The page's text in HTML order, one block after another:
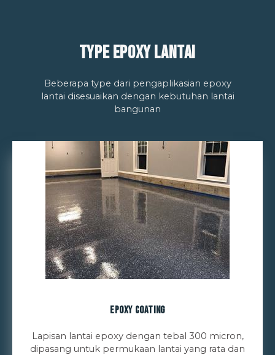
Type Epoxy Lantai
Beberapa type dari pengaplikasian epoxy
lantai disesuaikan dengan kebutuhan lantai
bangunan
Epoxy Coating
Lapisan lantai epoxy dengan tebal 300 micron,
dipasang untuk permukaan lantai yang rata dan